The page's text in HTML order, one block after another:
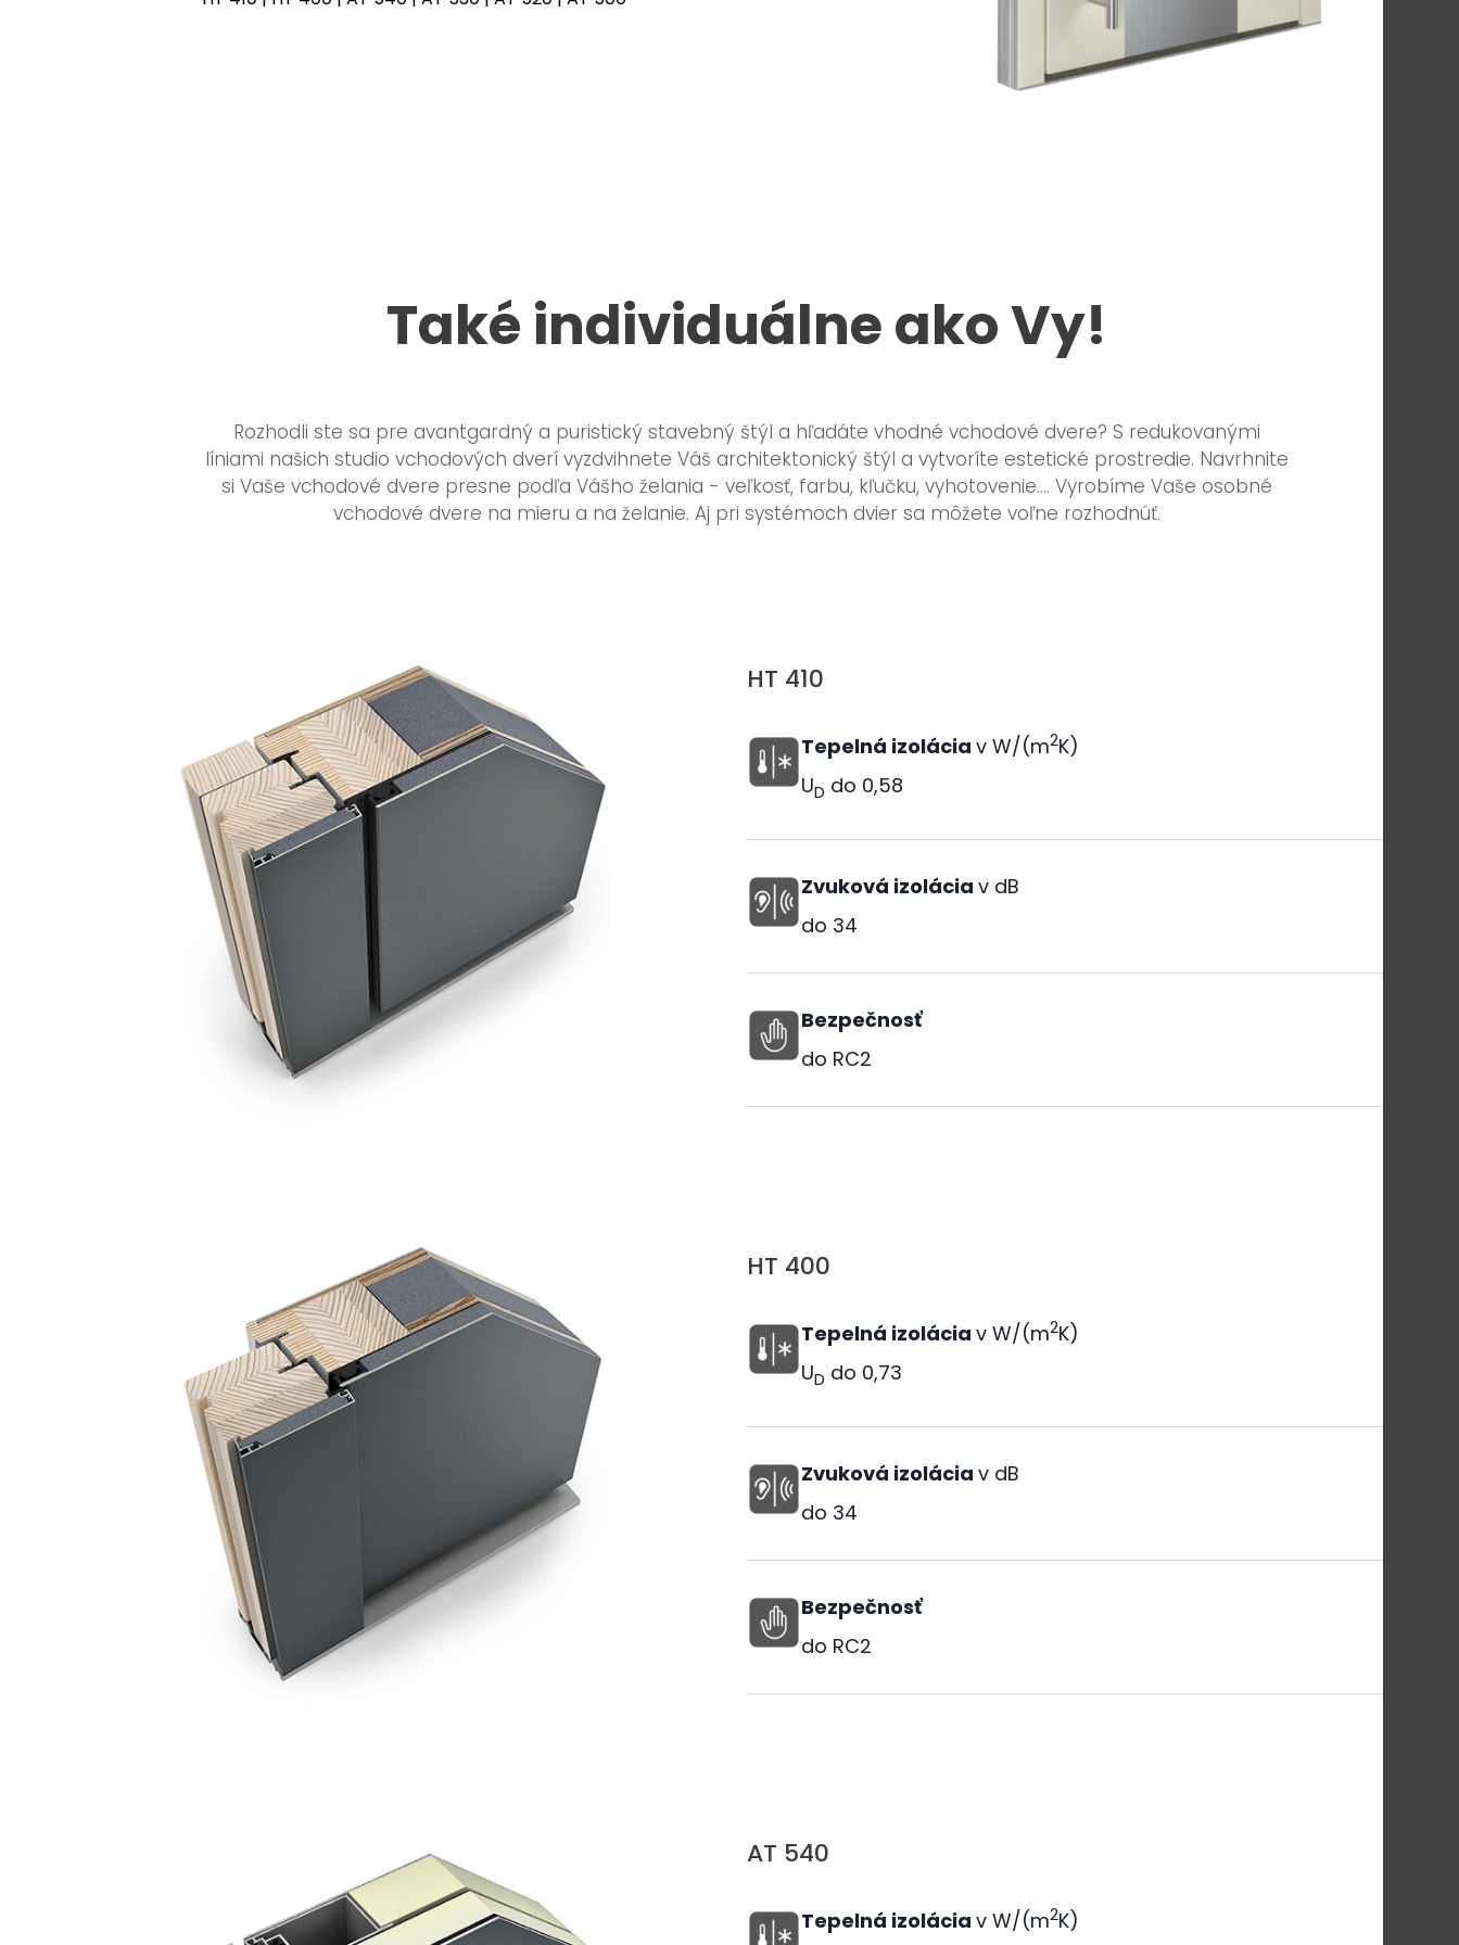
Také individuálne ako Vy!
Rozhodli ste sa pre avantgardný a puristický stavebný štýl a hľadáte vhodné vchodové dvere? S redukovanými
líniami našich studio vchodových dverí vyzdvihnete Váš architektonický štýl a vytvoríte estetické prostredie. Navrhnite
si Vaše vchodové dvere presne podľa Vášho želania - veľkosť, farbu, kľučku, vyhotovenie.... Vyrobíme Vaše osobné
vchodové dvere na mieru a na želanie. Aj pri systémoch dvier sa môžete voľne rozhodnúť.
HT 410
Tepelná izolácia v W/(m2K)
UD do 0,58
Zvuková izolácia v dB
do 34
Bezpečnosť
do RC2
HT 400
Tepelná izolácia v W/(m2K)
UD do 0,73
Zvuková izolácia v dB
do 34
Bezpečnosť
do RC2
AT 540
Tepelná izolácia v W/(m2K)